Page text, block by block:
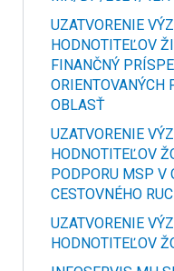
UZATVORENIE
HODNOTITEĽOV
FINANČNÝ
ORIENTOVANÝCH
OBLASŤ
UZATVORENIE
HODNOTITEĽOV
PODPORU MSP V
CESTOVNÉHO
UZATVORENIE
HODNOTITEĽOV